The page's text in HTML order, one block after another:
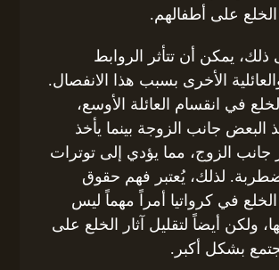
على أطفالهم.
ذلك، يمكن أن تتأثر الروابط
الأخرى بسبب هذا الانفصال.
في انقسام العائلة الأوسع،
البعض جانب الزوجة بينما يأخذ
جانب الزوج، مما يؤدي إلى توترات
لذلك، يُعتبر فهم حقوق
في كرواتيا أمراً مهماً ليس
ولكن أيضاً لتقليل آثار الخلع على
بشكل أكبر.